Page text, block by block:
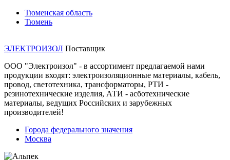
Тюменская область
Тюмень
ЭЛЕКТРОИЗОЛ Поставщик
ООО "Электроизол" - в ассортимент предлагаемой нами
продукции входят: электроизоляционные материалы, кабель,
провод, светотехника, трансформаторы, РТИ -
резинотехнические изделия, АТИ - асботехнические
материалы, ведущих Российских и зарубежных
производителей!
Города федерального значения
Москва